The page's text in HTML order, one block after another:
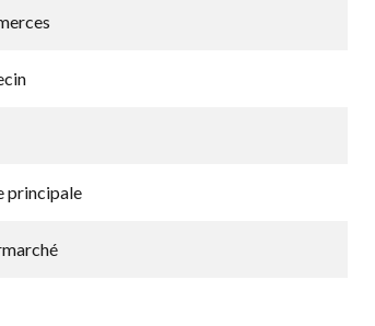
principale